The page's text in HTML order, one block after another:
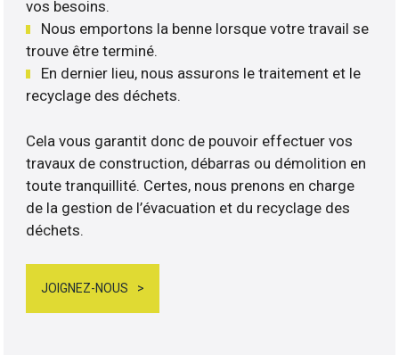
vos besoins.
Nous emportons la benne lorsque votre travail se
trouve être terminé.
En dernier lieu, nous assurons le traitement et le
recyclage des déchets.
Cela vous garantit donc de pouvoir effectuer vos
travaux de construction, débarras ou démolition en
toute tranquillité. Certes, nous prenons en charge
de la gestion de l’évacuation et du recyclage des
déchets.
JOIGNEZ-NOUS